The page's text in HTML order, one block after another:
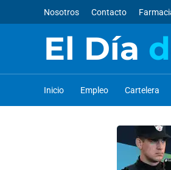
Nosotros Contacto
El Día
Inicio Empleo Cartelera